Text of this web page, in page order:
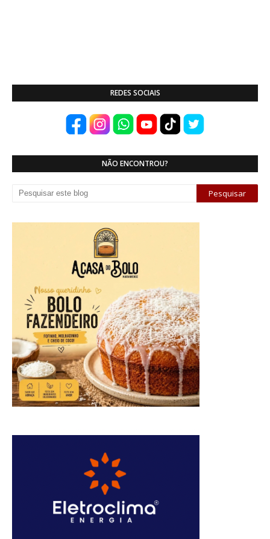
REDES SOCIAIS
NÃO ENCONTROU?